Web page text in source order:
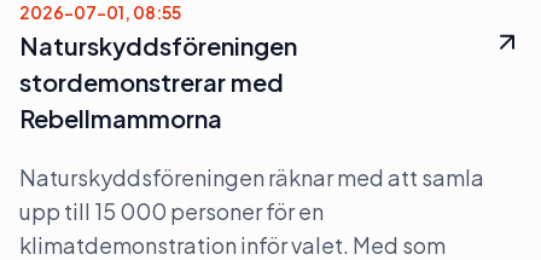
2026-07-01, 08:55
Naturskyddsföreningen
stordemonstrerar med
Rebellmammorna
Naturskyddsföreningen räknar med att samla
upp till 15 000 personer för en
klimatdemonstration inför valet. Med som